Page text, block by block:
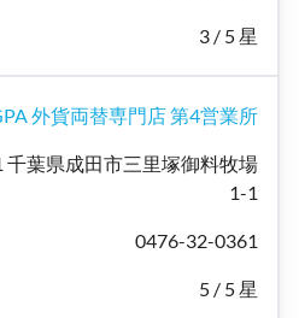
3 / 5 星
外貨両替専門店 第4営業所
千葉県成田市三里塚御料牧場
1-1
0476-32-0361
5 / 5 星